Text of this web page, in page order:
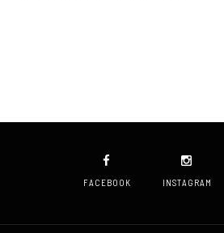
FACEBOOK INSTAGRAM